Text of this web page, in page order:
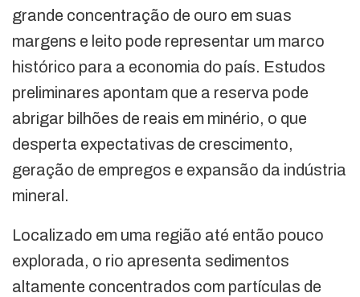
grande concentração de ouro em suas
margens e leito pode representar um marco
histórico para a economia do país. Estudos
preliminares apontam que a reserva pode
abrigar bilhões de reais em minério, o que
desperta expectativas de crescimento,
geração de empregos e expansão da indústria
mineral.
Localizado em uma região até então pouco
explorada, o rio apresenta sedimentos
altamente concentrados com partículas de